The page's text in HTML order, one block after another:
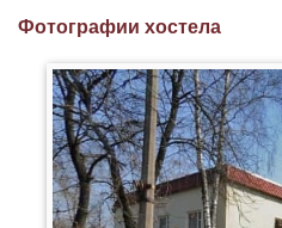
Фотографии хостела